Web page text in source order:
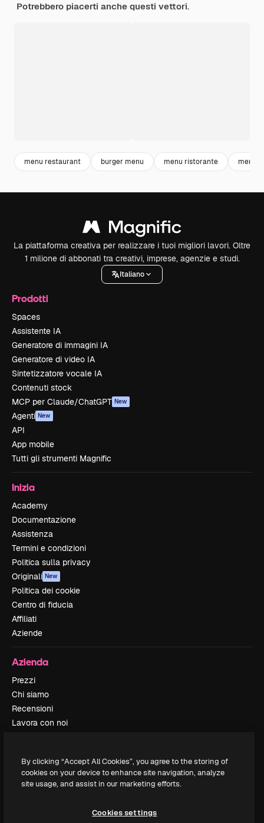
Potrebbero piacerti anche questi vettori.
menu restaurant burger menu menu ristorante menu
La piattaforma creativa per realizzare i tuoi migliori lavori. Oltre
1 milione di abbonati tra creativi, imprese, agenzie e studi.
Italiano
Prodotti
Spaces
Assistente IA
Generatore di immagini IA
Generatore di video IA
Sintetizzatore vocale IA
Contenuti stock
MCP per Claude/ChatGPT New
Agenti New
API
App mobile
Tutti gli strumenti Magnific
Inizia
Academy
Documentazione
Assistenza
Termini e condizioni
Politica sulla privacy
Originali New
Politica dei cookie
Centro di fiducia
Affiliati
Aziende
Azienda
Prezzi
Chi siamo
Recensioni
Lavora con noi
Eventi
Slidesgo
By clicking “Accept All Cookies”, you agree to the storing of
cookies on your device to enhance site navigation, analyze
site usage, and assist in our marketing efforts.
Cookies settings